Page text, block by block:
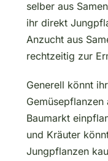
selber aus
ihr direkt
Anzucht aus
rechtzeitig zur
Generell könnt
Baumarkt
und Kräuter
Jungpflanzen